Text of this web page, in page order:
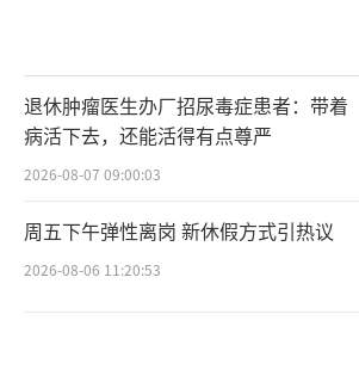
退休肿瘤医生办厂招尿毒症患者：带着
病活下去，还能活得有点尊严
2026-08-07 09:00:03
周五下午弹性离岗 新休假方式引热议
2026-08-06 11:20:53